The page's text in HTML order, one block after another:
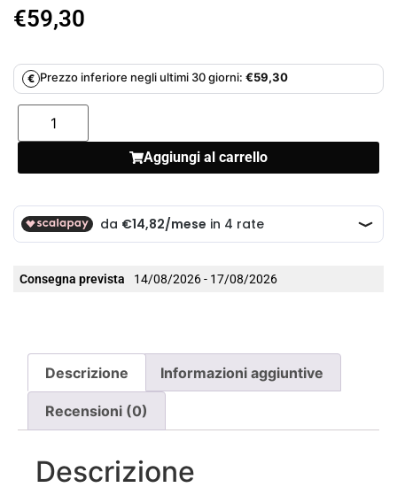
€59,30
€ Prezzo inferiore negli ultimi 30 giorni: €59,30
Aggiungi al carrello
Consegna prevista 14/08/2026 - 17/08/2026
Descrizione Informazioni aggiuntive
Recensioni (0)
Descrizione